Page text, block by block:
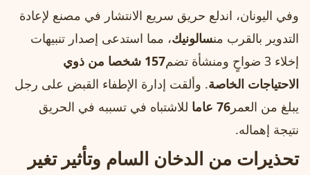
وفي اليونان، اندلع حريق سريع الانتشار في مصنع لإعادة
التدوير بالقرب منسالونيك، مما استدعى إصدار تنبيهات
إخلاء 3 ضواحٍ ومنشأة تضم
157 شخصا من ذوي
الاحتياجات الخاصة. وألقت إدارة الإطفاء القبض على رجل
يبلغ من العمر 76 عاما
للاشتباه في تسببه في الحريق
نتيجة إهماله.
تحذيرات من الدخان السام وتأثير تغير